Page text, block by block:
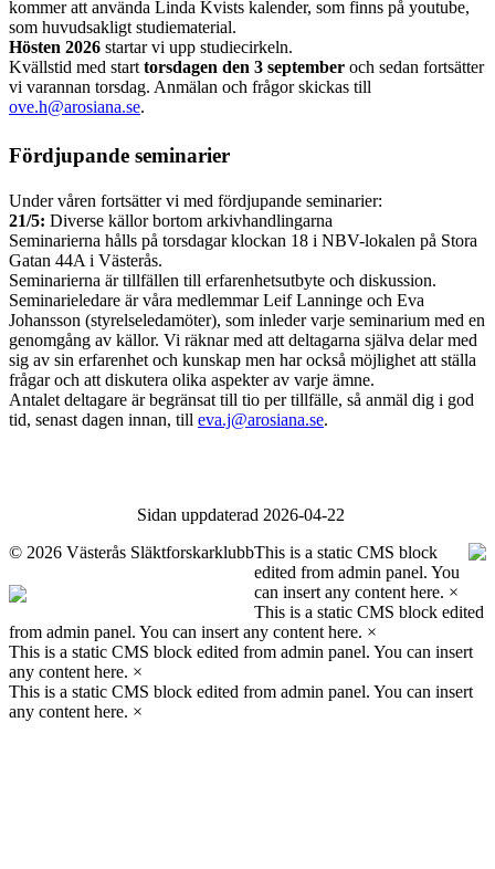
kommer att använda Linda Kvists kalender, som finns på youtube,
som huvudsakligt studiematerial.
Hösten 2026 startar vi upp studiecirkeln.
Kvällstid med start torsdagen den 3 september och sedan fortsätter
vi varannan torsdag. Anmälan och frågor skickas till
ove.h@arosiana.se.
Fördjupande seminarier
Under våren fortsätter vi med fördjupande seminarier:
21/5: Diverse källor bortom arkivhandlingarna
Seminarierna hålls på torsdagar klockan 18 i NBV-lokalen på Stora
Gatan 44A i Västerås.
Seminarierna är tillfällen till erfarenhetsutbyte och diskussion.
Seminarieledare är våra medlemmar Leif Lanninge och Eva
Johansson (styrelseledamöter), som inleder varje seminarium med en
genomgång av källor. Vi räknar med att deltagarna själva delar med
sig av sin erfarenhet och kunskap men har också möjlighet att ställa
frågar och att diskutera olika aspekter av varje ämne.
Antalet deltagare är begränsat till tio per tillfälle, så anmäl dig i god
tid, senast dagen innan, till eva.j@arosiana.se.
Sidan uppdaterad 2026-04-22
© 2026 Västerås SläktforskarklubbThis is a static CMS block
edited from admin panel. You
can insert any content here. ×
This is a static CMS block edited
from admin panel. You can insert any content here. ×
This is a static CMS block edited from admin panel. You can insert
any content here. ×
This is a static CMS block edited from admin panel. You can insert
any content here. ×